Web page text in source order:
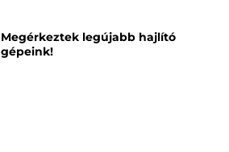
Megérkeztek legújabb hajlító
gépeink!